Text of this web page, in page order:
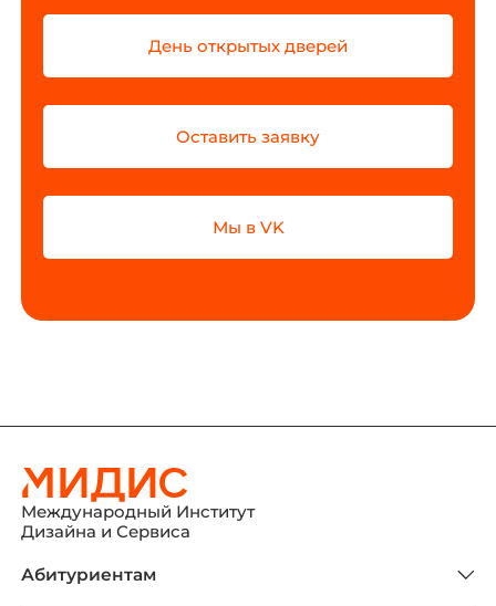
День открытых дверей
Оставить заявку
Мы в VK
Международный Институт
Дизайна и Сервиса
Абитуриентам